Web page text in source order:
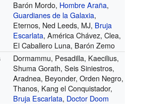
Barón Mordo, Hombre Araña,
Guardianes de la Galaxia,
Eternos, Ned Leeds, MJ, Bruja
Escarlata, América Chávez, Clea,
El Caballero Luna, Barón Zemo
Dormammu, Pesadilla, Kaecilius,
Shuma Gorath, Seis Siniestros,
Aradnea, Beyonder, Orden Negro,
Thanos, Kang el Conquistador,
Bruja Escarlata, Doctor Doom